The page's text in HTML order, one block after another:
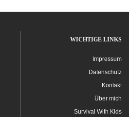
WICHTIGE LINKS
Impressum
Datenschutz
Kontakt
Über mich
Survival With Kids